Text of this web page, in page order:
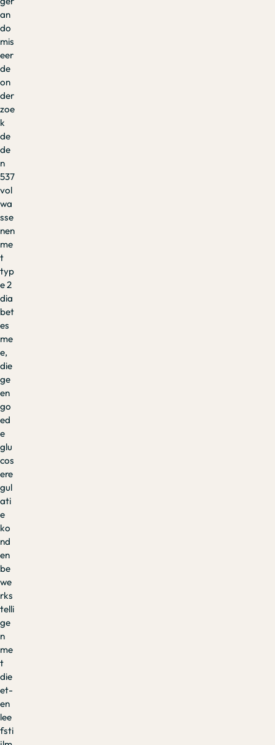
an
do
mis
eer
de
on
der
zoe
k
de
de
n
537
vol
wa
sse
nen
me
t
typ
e 2
dia
bet
es
me
e,
die
ge
en
go
ed
e
glu
cos
ere
gul
ati
e
ko
nd
en
be
we
rks
telli
ge
n
me
t
die
et-
en
lee
fsti